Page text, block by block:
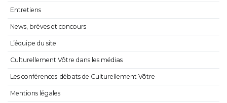
Entretiens
News, brèves et concours
L’équipe du site
Culturellement Vôtre dans les médias
Les conférences-débats de Culturellement Vôtre
Mentions légales